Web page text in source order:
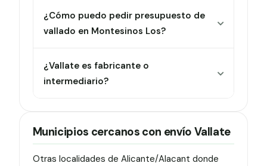
¿Cómo puedo pedir presupuesto de
vallado en Montesinos Los?
¿Vallate es fabricante o
intermediario?
Municipios cercanos con envío Vallate
Otras localidades de Alicante/Alacant donde